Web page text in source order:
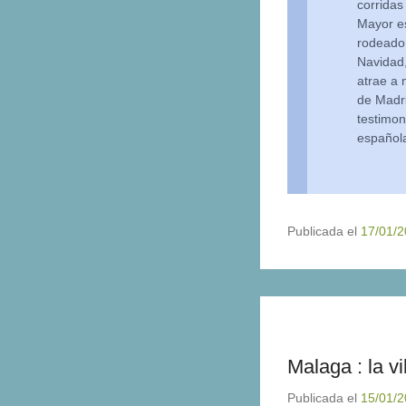
Mayor
atrae a
de
Publicada el 17/01/
Malaga : la
Publicada el 15/01/